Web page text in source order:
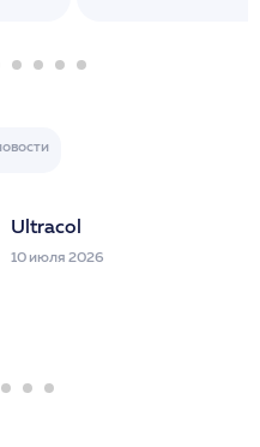
Ultracol
10 июля 2026